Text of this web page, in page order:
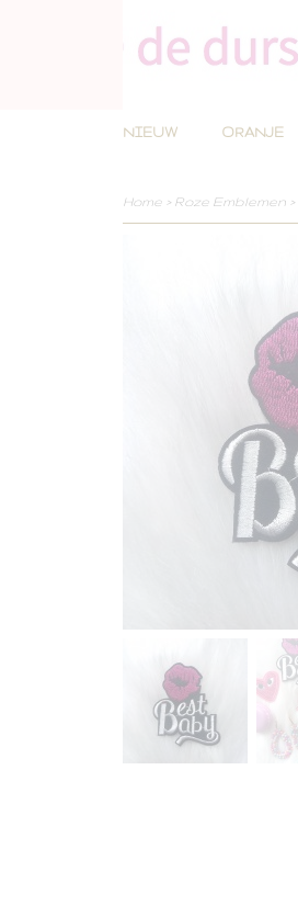
NIEUW ORANJE
Home > Roze Emblemen >